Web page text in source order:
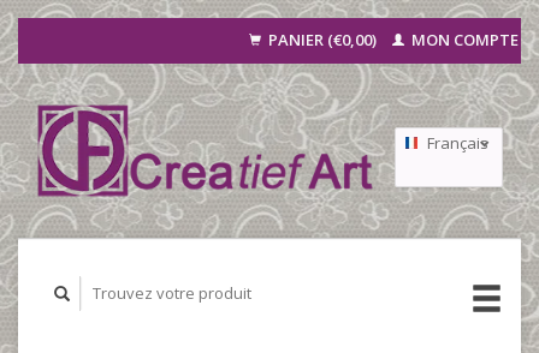
PANIER (€0,00) MON COMPTE
Français
Nederlands